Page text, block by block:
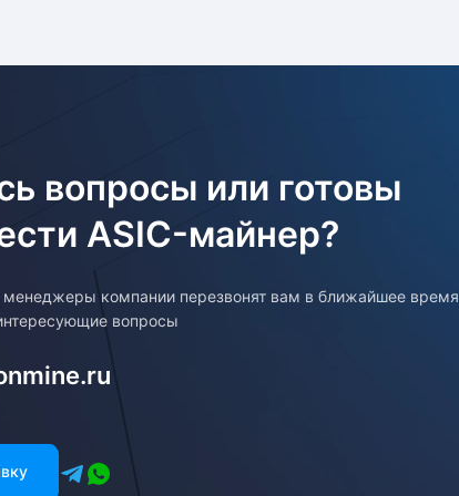
вопросы или готовы
ASIC-майнер?
менеджеры компании перезвонят вам в ближайшее время
вопросы